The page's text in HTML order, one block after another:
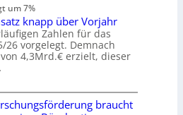
um 7%
knapp über Vorjahr
Zahlen für das
26 vorgelegt. Demnach
4,3Mrd.€ erzielt, dieser
braucht